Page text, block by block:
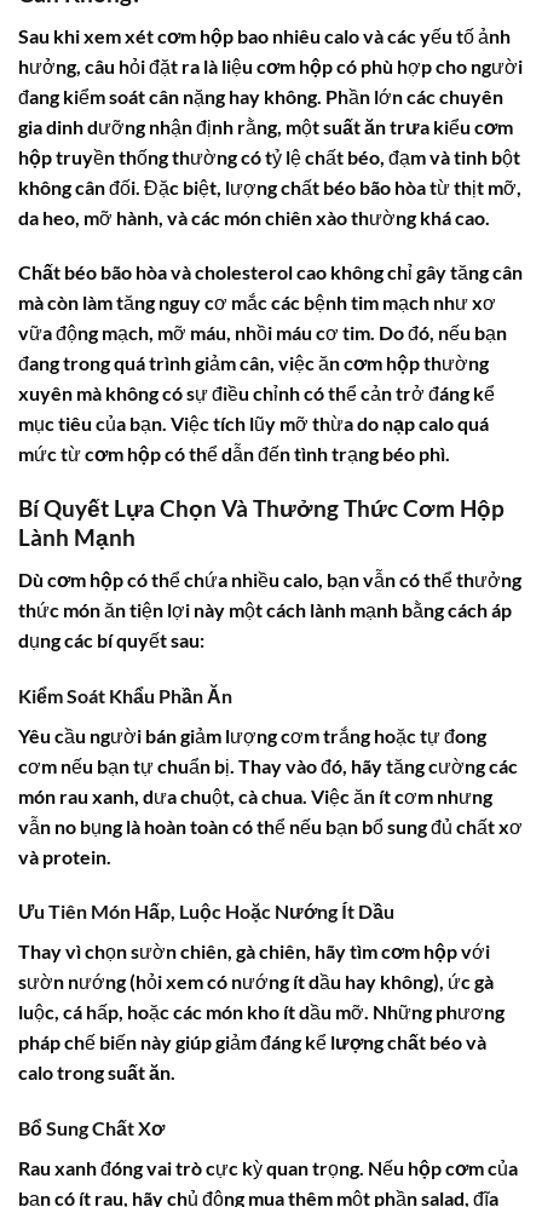
Sau khi xem xétcơm hộp bao nhiêu calovà các yếu tố ảnh
hưởng, câu hỏi đặt ra là liệu cơm hộpcó phù hợp cho người
đang kiểm soát cân nặng hay không. Phần lớn các chuyên
gia dinh dưỡng nhận định rằng, mộtsuất ăn trưa kiểu cơm
hộptruyền thống thường có tỷ lệ chất béo, đạm và tinh bột
không cân đối. Đặc biệt, lượng chất béo bão hòa từ thịt mỡ,
da heo, mỡ hành, và các món chiên xào thường khá cao.
Chất béo bão hòavàcholesterol cao không chỉ gây tăng cân
mà còn làm tăng nguy cơ mắc các bệnh tim mạch như xơ
vữa động mạch, mỡ máu, nhồi máu cơ tim. Do đó, nếu bạn
đang trong quá trình giảm cân, việc ăncơm hộpthường
xuyên mà không có sự điều chỉnh có thể cản trở đáng kể
mục tiêu của bạn. Việc tích lũy mỡ thừa do nạp caloquá
mức từcơm hộpcó thể dẫn đến tình trạng béo phì.
Bí Quyết Lựa Chọn Và Thưởng Thức Cơm Hộp
Lành Mạnh
Dù cơm hộpcó thể chứa nhiều calo, bạn vẫn có thể thưởng
thức món ăn tiện lợi này một cách lành mạnh bằng cách áp
dụng các bí quyết sau:
Kiểm Soát Khẩu Phần Ăn
Yêu cầu người bán giảm lượng cơm trắng hoặc tự đong
cơm nếu bạn tự chuẩn bị. Thay vào đó, hãy tăng cường các
món rau xanh, dưa chuột, cà chua. Việc ăn ít cơm nhưng
vẫn no bụng là hoàn toàn có thể nếu bạn bổ sung đủ chất xơ
và protein.
Ưu Tiên Món Hấp, Luộc Hoặc Nướng Ít Dầu
Thay vì chọn sườn chiên, gà chiên, hãy tìmcơm hộpvới
sườn nướng (hỏi xem có nướng ít dầu hay không), ức gà
luộc, cá hấp, hoặc các món kho ít dầu mỡ. Những phương
pháp chế biến này giúp giảm đáng kể lượng chất béovà
calo trong suất ăn.
Bổ Sung Chất Xơ
Rau xanh đóng vai trò cực kỳ quan trọng. Nếu hộp cơmcủa
bạn có ít rau, hãy chủ động mua thêm một phần salad, đĩa